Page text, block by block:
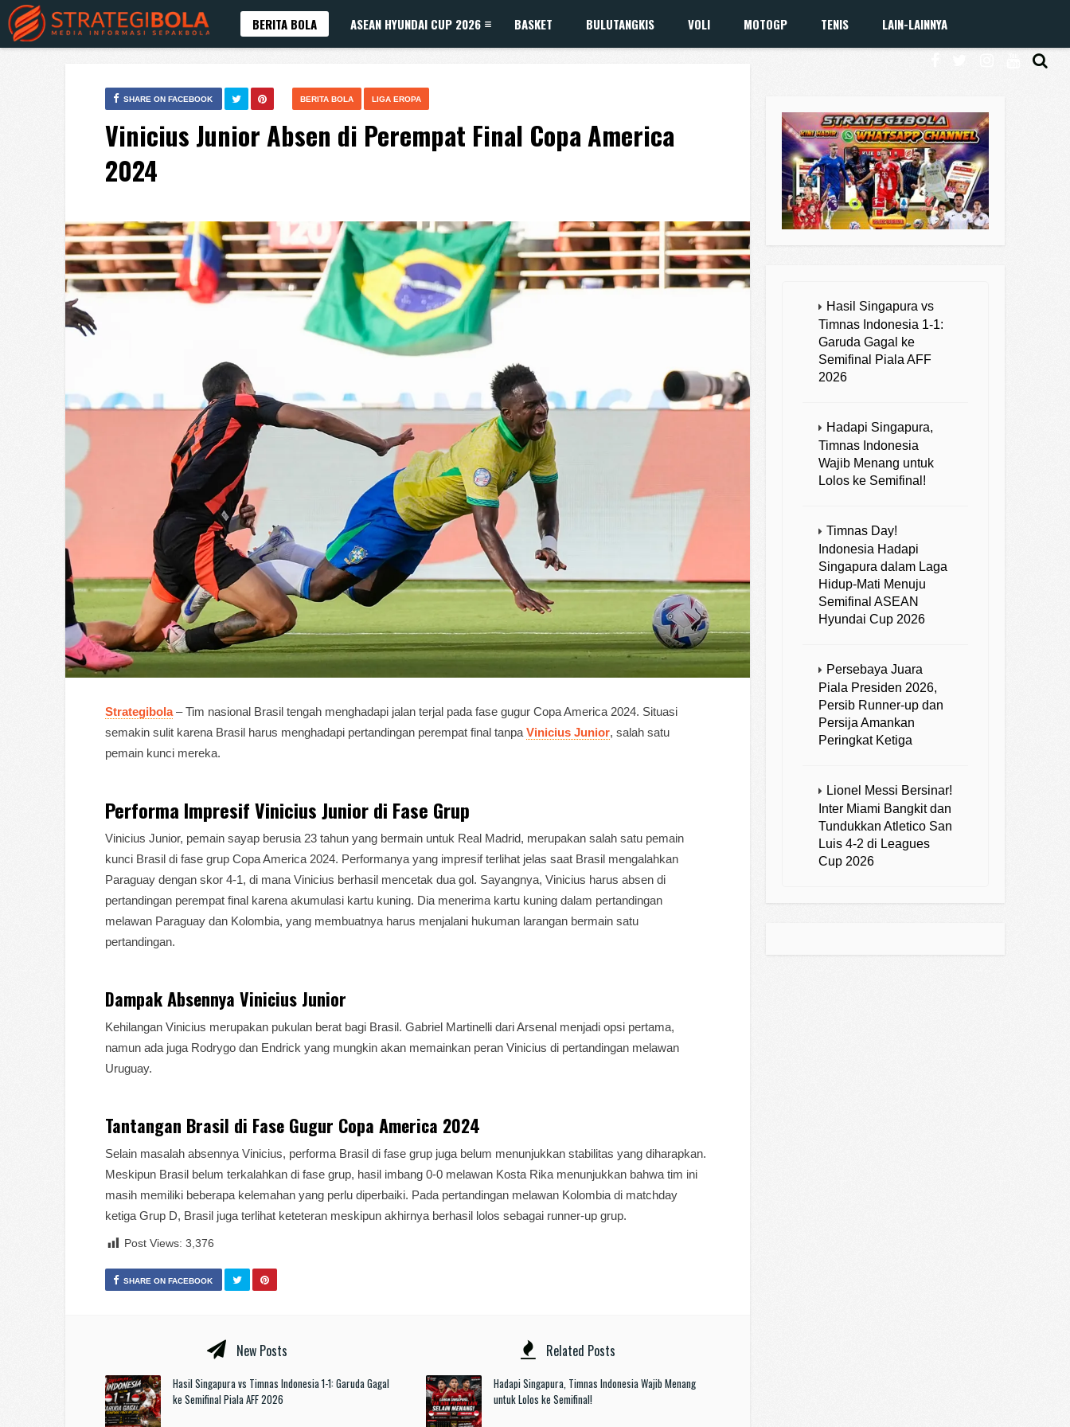
BERITA BOLA ASEAN HYUNDAI CUP 2026 BASKET BULUTANGKIS VOLI MOTOGP TENIS LAIN-LAINNYA
BERITA BOLA LIGA EROPA
SHARE ON FACEBOOK
Vinicius Junior Absen di Perempat Final Copa America
2024
Strategibola – Tim nasional Brasil tengah menghadapi jalan terjal pada fase gugur Copa America 2024. Situasi
semakin sulit karena Brasil harus menghadapi pertandingan perempat final tanpa Vinicius Junior, salah satu
pemain kunci mereka.
Performa Impresif Vinicius Junior di Fase Grup
Vinicius Junior, pemain sayap berusia 23 tahun yang bermain untuk Real Madrid, merupakan salah satu pemain
kunci Brasil di fase grup Copa America 2024. Performanya yang impresif terlihat jelas saat Brasil mengalahkan
Paraguay dengan skor 4-1, di mana Vinicius berhasil mencetak dua gol. Sayangnya, Vinicius harus absen di
pertandingan perempat final karena akumulasi kartu kuning. Dia menerima kartu kuning dalam pertandingan
melawan Paraguay dan Kolombia, yang membuatnya harus menjalani hukuman larangan bermain satu
pertandingan.
Dampak Absennya Vinicius Junior
Kehilangan Vinicius merupakan pukulan berat bagi Brasil. Gabriel Martinelli dari Arsenal menjadi opsi pertama,
namun ada juga Rodrygo dan Endrick yang mungkin akan memainkan peran Vinicius di pertandingan melawan
Uruguay.
Tantangan Brasil di Fase Gugur Copa America 2024
Selain masalah absennya Vinicius, performa Brasil di fase grup juga belum menunjukkan stabilitas yang diharapkan.
Meskipun Brasil belum terkalahkan di fase grup, hasil imbang 0-0 melawan Kosta Rika menunjukkan bahwa tim ini
masih memiliki beberapa kelemahan yang perlu diperbaiki. Pada pertandingan melawan Kolombia di matchday
ketiga Grup D, Brasil juga terlihat keteteran meskipun akhirnya berhasil lolos sebagai runner-up grup.
Post Views: 3,376
SHARE ON FACEBOOK
New Posts
Hasil Singapura vs Timnas Indonesia 1-1: Garuda Gagal
ke Semifinal Piala AFF 2026
Related Posts
Hadapi Singapura, Timnas Indonesia Wajib Menang
untuk Lolos ke Semifinal!
Hasil Singapura vs
Timnas Indonesia 1-1:
Garuda Gagal ke
Semifinal Piala AFF
2026
Hadapi Singapura,
Timnas Indonesia
Wajib Menang untuk
Lolos ke Semifinal!
Timnas Day!
Indonesia Hadapi
Singapura dalam Laga
Hidup-Mati Menuju
Semifinal ASEAN
Hyundai Cup 2026
Persebaya Juara
Piala Presiden 2026,
Persib Runner-up dan
Persija Amankan
Peringkat Ketiga
Lionel Messi Bersinar!
Inter Miami Bangkit dan
Tundukkan Atletico San
Luis 4-2 di Leagues
Cup 2026